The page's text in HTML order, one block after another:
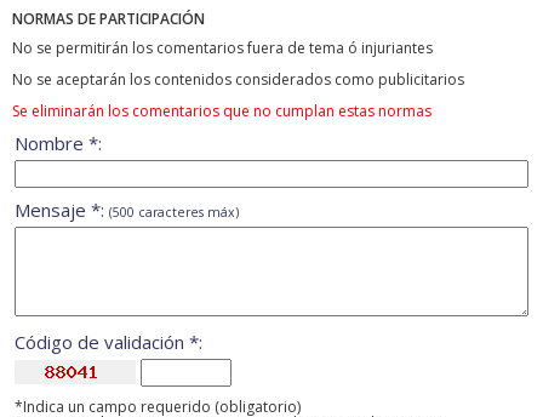
NORMAS DE PARTICIPACIÓN
No se permitirán los comentarios fuera de tema ó injuriantes
No se aceptarán los contenidos considerados como publicitarios
Se eliminarán los comentarios que no cumplan estas normas
Nombre *:
Mensaje *: (500 caracteres máx)
Código de validación *:
*Indica un campo requerido (obligatorio)